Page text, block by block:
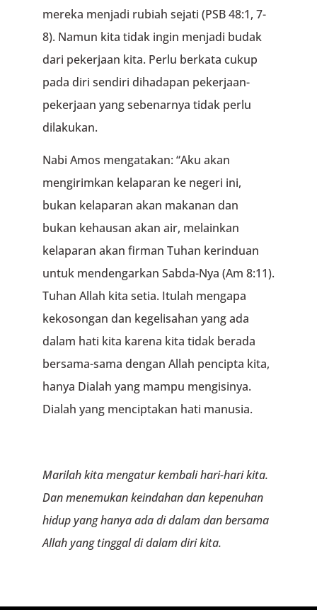
mereka menjadi rubiah sejati (PSB 48:1, 7-
8). Namun kita tidak ingin menjadi budak
dari pekerjaan kita. Perlu berkata cukup
pada diri sendiri dihadapan pekerjaan-
pekerjaan yang sebenarnya tidak perlu
dilakukan.
Nabi Amos mengatakan: “Aku akan
mengirimkan kelaparan ke negeri ini,
bukan kelaparan akan makanan dan
bukan kehausan akan air, melainkan
kelaparan akan firman Tuhan kerinduan
untuk mendengarkan Sabda-Nya (Am 8:11).
Tuhan Allah kita setia. Itulah mengapa
kekosongan dan kegelisahan yang ada
dalam hati kita karena kita tidak berada
bersama-sama dengan Allah pencipta kita,
hanya Dialah yang mampu mengisinya.
Dialah yang menciptakan hati manusia.
Marilah kita mengatur kembali hari-hari kita.
Dan menemukan keindahan dan kepenuhan
hidup yang hanya ada di dalam dan bersama
Allah yang tinggal di dalam diri kita.